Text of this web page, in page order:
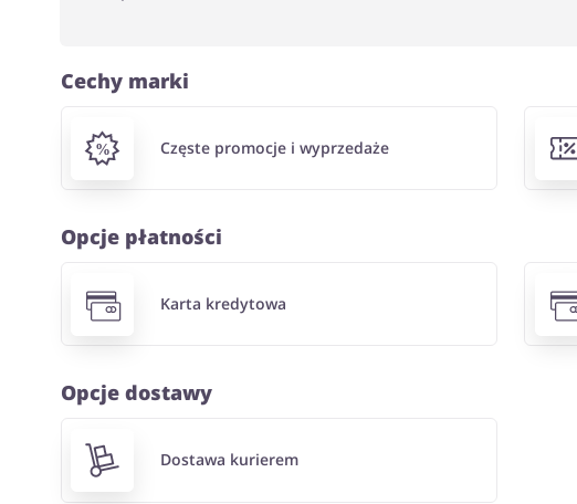
Cechy marki
Częste promocje i wyprzedaże
Opcje płatności
Karta kredytowa
Opcje dostawy
Dostawa kurierem